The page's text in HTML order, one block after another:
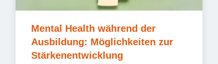
Mental Health während der
Ausbildung: Möglichkeiten zur
Stärkenentwicklung